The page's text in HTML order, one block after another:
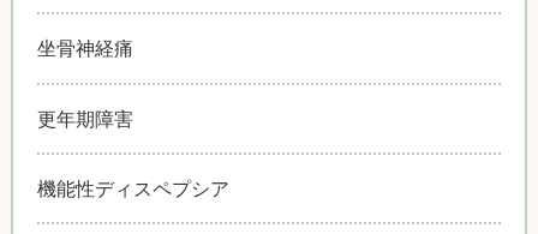
坐骨神経痛
更年期障害
機能性ディスペプシア